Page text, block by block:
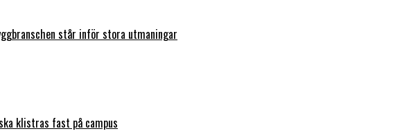
står inför stora utmaningar
klistras fast på campus